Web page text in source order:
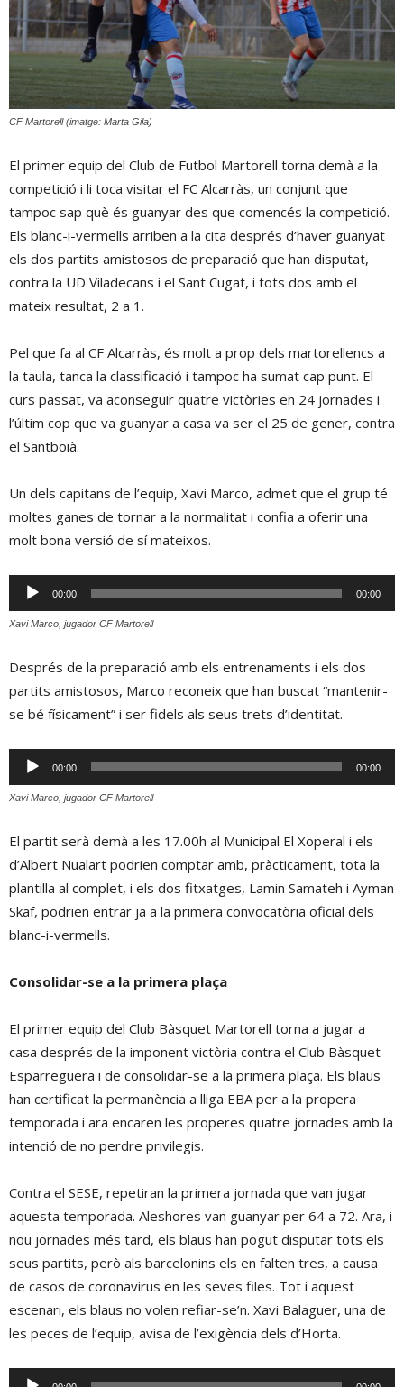
CF Martorell (imatge: Marta Gila)
El primer equip del Club de Futbol Martorell torna demà a la
competició i li toca visitar el FC Alcarràs, un conjunt que
tampoc sap què és guanyar des que comencés la competició.
Els blanc-i-vermells arriben a la cita després d’haver guanyat
els dos partits amistosos de preparació que han disputat,
contra la UD Viladecans i el Sant Cugat, i tots dos amb el
mateix resultat, 2 a 1.
Pel que fa al CF Alcarràs, és molt a prop dels martorellencs a
la taula, tanca la classificació i tampoc ha sumat cap punt. El
curs passat, va aconseguir quatre victòries en 24 jornades i
l’últim cop que va guanyar a casa va ser el 25 de gener, contra
el Santboià.
Un dels capitans de l’equip, Xavi Marco, admet que el grup té
moltes ganes de tornar a la normalitat i confia a oferir una
molt bona versió de sí mateixos.
Reproductor
d'àudio
00:00 00:00
Xavi Marco, jugador CF Martorell
Després de la preparació amb els entrenaments i els dos
partits amistosos, Marco reconeix que han buscat “mantenir-
se bé físicament” i ser fidels als seus trets d’identitat.
Reproductor
d'àudio
00:00 00:00
Xavi Marco, jugador CF Martorell
El partit serà demà a les 17.00h al Municipal El Xoperal i els
d’Albert Nualart podrien comptar amb, pràcticament, tota la
plantilla al complet, i els dos fitxatges, Lamin Samateh i Ayman
Skaf, podrien entrar ja a la primera convocatòria oficial dels
blanc-i-vermells.
Consolidar-se a la primera plaça
El primer equip del Club Bàsquet Martorell torna a jugar a
casa després de la imponent victòria contra el Club Bàsquet
Esparreguera i de consolidar-se a la primera plaça. Els blaus
han certificat la permanència a lliga EBA per a la propera
temporada i ara encaren les properes quatre jornades amb la
intenció de no perdre privilegis.
Contra el SESE, repetiran la primera jornada que van jugar
aquesta temporada. Aleshores van guanyar per 64 a 72. Ara, i
nou jornades més tard, els blaus han pogut disputar tots els
seus partits, però als barcelonins els en falten tres, a causa
de casos de coronavirus en les seves files. Tot i aquest
escenari, els blaus no volen refiar-se’n. Xavi Balaguer, una de
les peces de l’equip, avisa de l’exigència dels d’Horta.
Reproductor